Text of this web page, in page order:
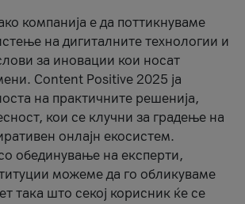
компанија е да поттикнуваме
на дигиталните технологии и
за иновации кои носат
Content Positive 2025 ја
на практичните решенија,
кои се клучни за градење на
онлајн екосистем.
обединување на експерти,
можеме да го обликуваме
така што секој корисник ќе се